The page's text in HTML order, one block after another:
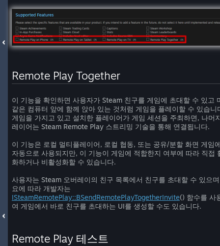
Remote Play Together
이 기능을 확인하면 사용자가 Steam 친구를 게임에 초대할 수 있고
같은 컴퓨터 앞에 함께 앉아 있는 것처럼 게임을 플레이할 수 있습니
게임을 가지고 있고 설치한 플레이어가 게임 세션을 주최하면, 나머
레이어는 Steam Remote Play 스트리밍 기술을 통해 연결됩니다.
이 기능은 로컬 멀티플레이어, 로컬 협동, 또는 공유/분할 화면 게임
자동으로 사용되지만, 이 기능이 게임에 적합한지 여부에 따라 직접
화하거나 비활성화할 수 있습니다.
사용자는 Steam 오버레이의 친구 목록에서 친구를 초대할 수 있으
요에 따라 개발자는
ISteamRemotePlay::BSendRemotePlayTogetherInvite() 함수를 사
여 게임에서 바로 친구를 초대하는 UI를 생성할 수도 있습니다.
Remote Play 테스트